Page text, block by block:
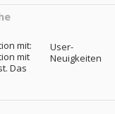
mit:
mit
Das
User-
Neuigkeiten